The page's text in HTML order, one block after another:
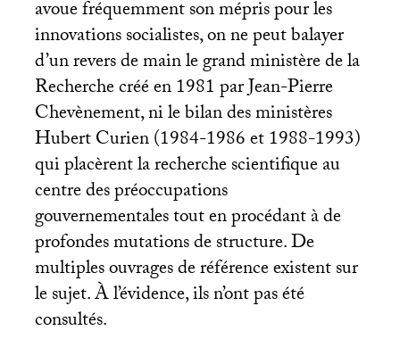
avoue fréquemment son mépris pour les
innovations socialistes, on ne peut balayer
d’un revers de main le grand ministère de la
Recherche créé en 1981 par Jean-Pierre
Chevènement, ni le bilan des ministères
Hubert Curien (1984-1986 et 1988-1993)
qui placèrent la recherche scientifique au
centre des préoccupations
gouvernementales tout en procédant à de
profondes mutations de structure. De
multiples ouvrages de référence existent sur
le sujet. À l’évidence, ils n’ont pas été
consultés.